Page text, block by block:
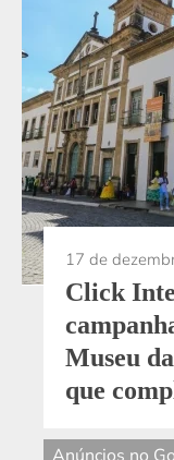
17 de
Click
Museu
que
Cliente